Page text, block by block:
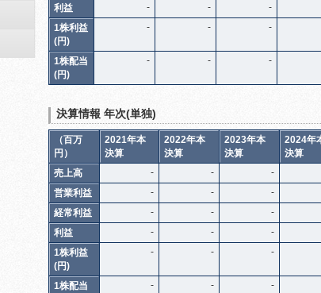
利益 - - -
1株利益
(円)
- - -
1株配当
(円)
- - -
決算情報 年次(単独)
（百万
円）
2021年本
決算
2022年本
決算
2023年本
決算
2024年
決算
売上高
- - -
営業利益
- - -
経常利益
- - -
利益
- - -
1株利益
(円)
- - -
1株配当
- - -